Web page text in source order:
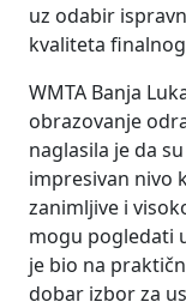
uz odabir
kvaliteta
WMTA Banja
obrazovanje
naglasila je da
impresivan nivo
zanimljive i
mogu pogledati
je bio na
dobar izbor za